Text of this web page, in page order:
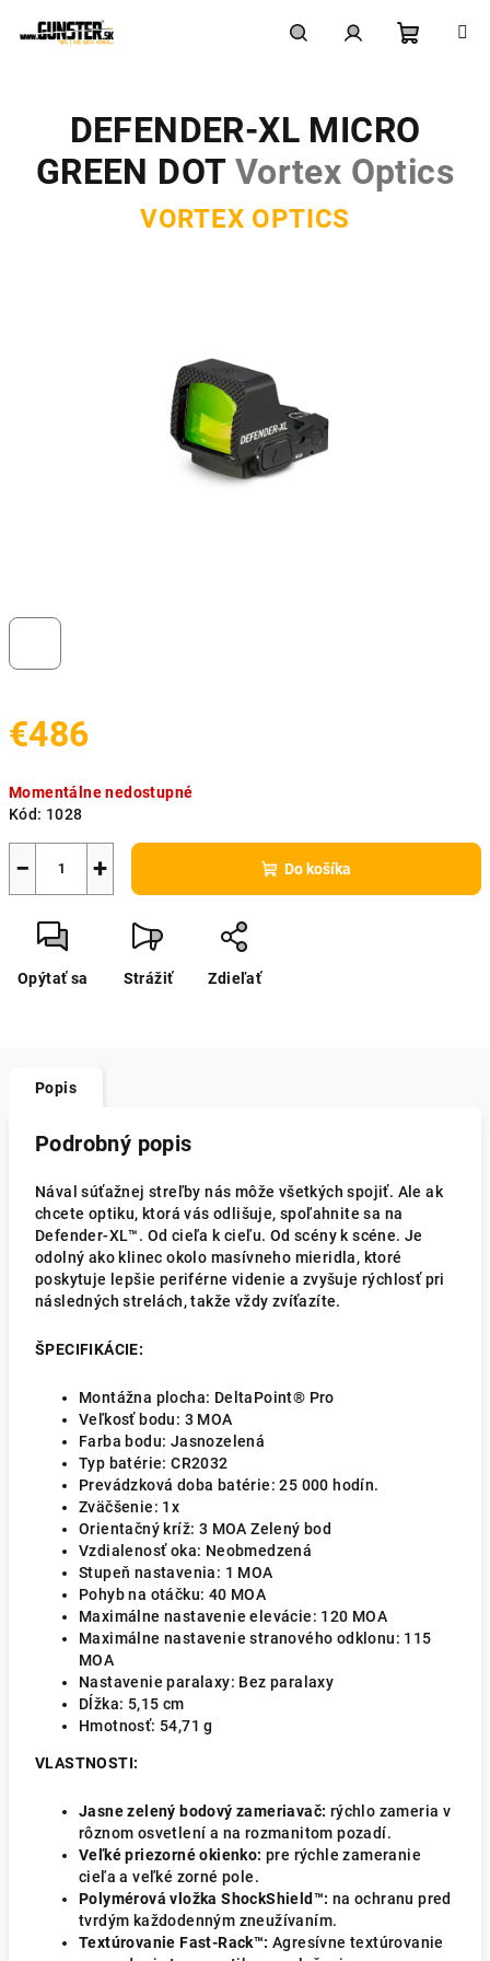
košík
€486
cena:
Momentálne nedostupné
Kód: 1028
+
− Do košíka
Opýtať sa Strážiť Zdieľať
DEFENDER-XL MICRO
GREEN DOT Vortex Optics
VORTEX OPTICS
Popis
Podrobný popis
Nával súťažnej streľby nás môže všetkých spojiť. Ale ak
chcete optiku, ktorá vás odlišuje, spoľahnite sa na
Defender-XL™. Od cieľa k cieľu. Od scény k scéne. Je
odolný ako klinec okolo masívneho mieridla, ktoré
poskytuje lepšie periférne videnie a zvyšuje rýchlosť pri
následných strelách, takže vždy zvíťazíte.
ŠPECIFIKÁCIE:
Montážna plocha: DeltaPoint® Pro
Veľkosť bodu: 3 MOA
Farba bodu: Jasnozelená
Typ batérie: CR2032
Prevádzková doba batérie: 25 000 hodín.
Zväčšenie: 1x
Orientačný kríž: 3 MOA Zelený bod
Vzdialenosť oka: Neobmedzená
Stupeň nastavenia: 1 MOA
Pohyb na otáčku: 40 MOA
Maximálne nastavenie elevácie: 120 MOA
Maximálne nastavenie stranového odklonu: 115
MOA
Nastavenie paralaxy: Bez paralaxy
Dĺžka: 5,15 cm
Hmotnosť: 54,71 g
VLASTNOSTI:
Jasne zelený bodový zameriavač: rýchlo zameria v
rôznom osvetlení a na rozmanitom pozadí.
Veľké priezorné okienko: pre rýchle zameranie
cieľa a veľké zorné pole.
Polymérová vložka ShockShield™: na ochranu pred
tvrdým každodenným zneužívaním.
Textúrovanie Fast-Rack™: Agresívne textúrovanie